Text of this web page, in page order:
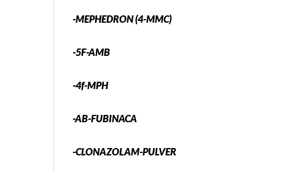
-MEPHEDRON (4-MMC)
-5F-AMB
-4f-MPH
-AB-FUBINACA
-CLONAZOLAM-PULVER